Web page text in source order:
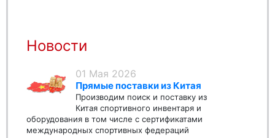
Новости
01 Мая 2026
Прямые поставки из Китая
Производим поиск и поставку из
Китая спортивного инвентаря и
оборудования в том числе с сертификатами
международных спортивных федераций